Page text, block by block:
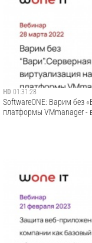
HD 01:31:28
SoftwareONE: Варим без
платформы VMmanager -